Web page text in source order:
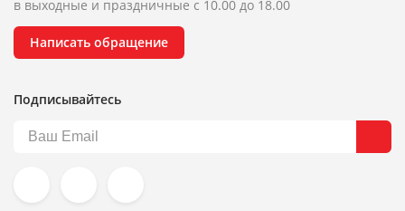
в выходные и праздничные с 10.00 до 18.00
Написать обращение
Подписывайтесь